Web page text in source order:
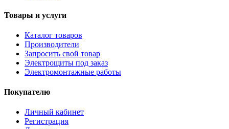
Товары и услуги
Каталог товаров
Производители
Запросить свой товар
Электрощиты под заказ
Электромонтажные работы
Покупателю
Личный кабинет
Регистрация